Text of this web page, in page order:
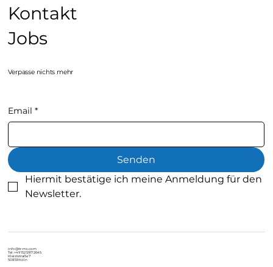
Kontakt
Jobs
Verpasse nichts mehr
Email *
Senden
Hiermit bestätige ich meine Anmeldung für den
Newsletter.
info@tr-mc.com
Tel: +49 152 5917 2645
Kleiststraße 7
50859 Köln